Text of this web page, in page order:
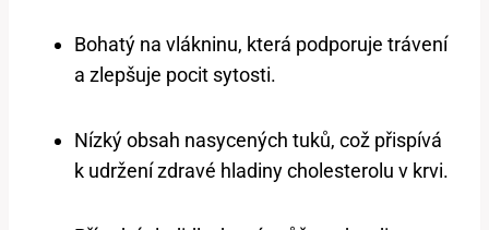
Bohatý na vlákninu, která podporuje trávení
a zlepšuje pocit sytosti.
Nízký obsah nasycených tuků, což přispívá
k udržení zdravé hladiny cholesterolu v krvi.